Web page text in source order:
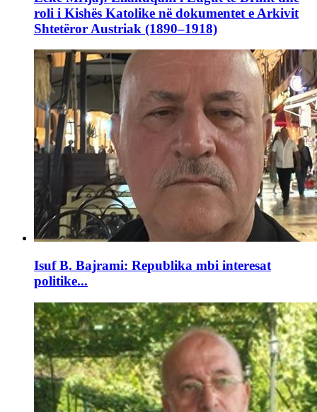
roli i Kishës Katolike në dokumentet e Arkivit
Shtetëror Austriak (1890–1918)
Isuf B. Bajrami: Republika mbi interesat
politike...